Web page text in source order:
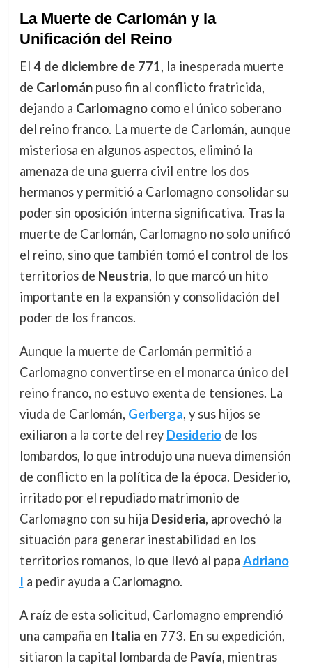
La Muerte de Carlomán y la
Unificación del Reino
El 4 de diciembre de 771, la inesperada muerte
de Carlománpuso fin al conflicto fratricida,
dejando a Carlomagnocomo el único soberano
del reino franco. La muerte de Carlomán, aunque
misteriosa en algunos aspectos, eliminó la
amenaza de una guerra civil entre los dos
hermanos y permitió a Carlomagno consolidar su
poder sin oposición interna significativa. Tras la
muerte de Carlomán, Carlomagno no solo unificó
el reino, sino que también tomó el control de los
territorios de Neustria, lo que marcó un hito
importante en la expansión y consolidación del
poder de los francos.
Aunque la muerte de Carlomán permitió a
Carlomagno convertirse en el monarca único del
reino franco, no estuvo exenta de tensiones. La
viuda de Carlomán, Gerberga, y sus hijos se
exiliaron a la corte del rey Desideriode los
lombardos, lo que introdujo una nueva dimensión
de conflicto en la política de la época. Desiderio,
irritado por el repudiado matrimonio de
Carlomagno con su hija Desideria, aprovechó la
situación para generar inestabilidad en los
territorios romanos, lo que llevó al papa Adriano
I a pedir ayuda a Carlomagno.
A raíz de esta solicitud, Carlomagno emprendió
una campaña en Italia en 773. En su expedición,
sitiaron la capital lombarda de Pavía, mientras